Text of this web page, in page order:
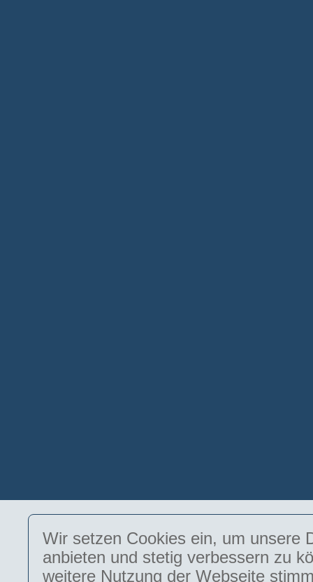
Wir setzen Cookies ein, um unsere
anbieten und stetig verbessern zu
weitere Nutzung der Webseite